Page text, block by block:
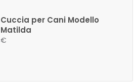
Cuccia per Cani Modello
Matilda
€